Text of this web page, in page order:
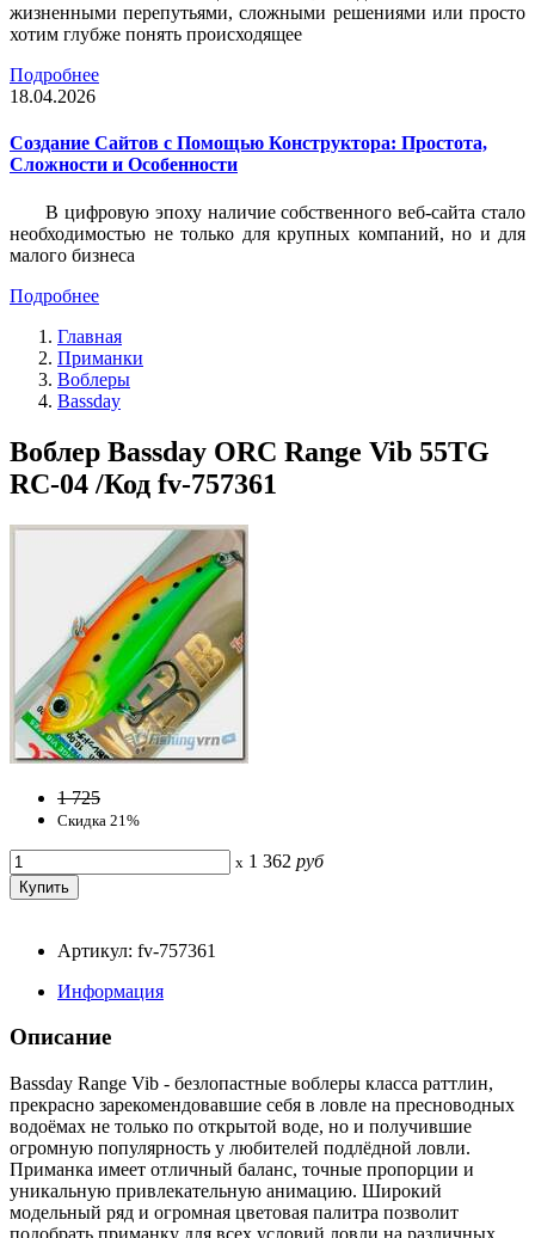
жизненными перепутьями, сложными решениями или просто
хотим глубже понять происходящее
Подробнее
18.04.2026
Создание Сайтов с Помощью Конструктора: Простота,
Сложности и Особенности
В цифровую эпоху наличие собственного веб-сайта стало
необходимостью не только для крупных компаний, но и для
малого бизнеса
Подробнее
Главная
Приманки
Воблеры
Bassday
Воблер Bassday ORC Range Vib 55TG
RC-04 /Код fv-757361
1 725
Скидка 21%
x 1 362 руб
Артикул: fv-757361
Информация
Описание
Bassday Range Vib - безлопастные воблеры класса раттлин,
прекрасно зарекомендовавшие себя в ловле на пресноводных
водоёмах не только по открытой воде, но и получившие
огромную популярность у любителей подлёдной ловли.
Приманка имеет отличный баланс, точные пропорции и
уникальную привлекательную анимацию. Широкий
модельный ряд и огромная цветовая палитра позволит
подобрать приманку для всех условий ловли на различных